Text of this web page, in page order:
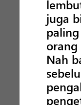
juga
orang
Nah